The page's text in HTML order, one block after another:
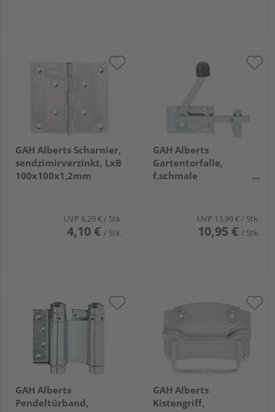
GAH Alberts Scharnier,
sendzimirverzinkt, LxB
100x100x1,2mm
UVP 6,29 €/ Stk.
4,10 € / Stk.
GAH Alberts
Gartentorfalle,
f.schmale
Höhe60mmUVP 13,99 €/ Stk.
10,95 € / Stk.
GAH Alberts
Pendeltürband,
GAH Alberts
Kistengriff,